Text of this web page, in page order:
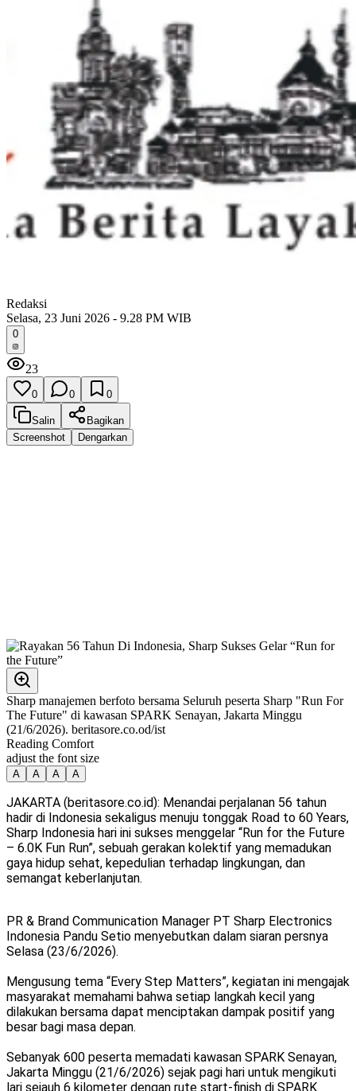
Redaksi
Selasa, 23 Juni 2026 - 9.28 PM WIB
0
23
0 0 0
Salin
Bagikan
Screenshot
Dengarkan
Sharp manajemen berfoto bersama Seluruh peserta Sharp "Run For
The Future" di kawasan SPARK Senayan, Jakarta Minggu
(21/6/2026). beritasore.co.od/ist
Reading Comfort
adjust the font size
A A A A
JAKARTA (beritasore.co.id): Menandai perjalanan 56 tahun
hadir di Indonesia sekaligus menuju tonggak Road to 60 Years,
Sharp Indonesia hari ini sukses menggelar “Run for the Future
– 6.0K Fun Run”, sebuah gerakan kolektif yang memadukan
gaya hidup sehat, kepedulian terhadap lingkungan, dan
semangat keberlanjutan.
PR & Brand Communication Manager PT Sharp Electronics
Indonesia Pandu Setio menyebutkan dalam siaran persnya
Selasa (23/6/2026).
Mengusung tema “Every Step Matters”, kegiatan ini mengajak
masyarakat memahami bahwa setiap langkah kecil yang
dilakukan bersama dapat menciptakan dampak positif yang
besar bagi masa depan.
Sebanyak 600 peserta memadati kawasan SPARK Senayan,
Jakarta Minggu (21/6/2026) sejak pagi hari untuk mengikuti
lari sejauh 6 kilometer dengan rute start-finish di SPARK